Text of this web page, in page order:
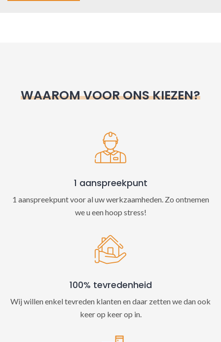
WAAROM VOOR ONS KIEZEN?
1 aanspreekpunt
1 aanspreekpunt voor al uw werkzaamheden. Zo ontnemen
we u een hoop stress!
100% tevredenheid
Wij willen enkel tevreden klanten en daar zetten we dan ook
keer op keer op in.